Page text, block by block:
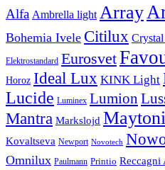
Alfa Ambrella light Array
Bohemia Ivele Citilux
Elektrostandard Eurosvet
Horoz Ideal Lux KINK Light
Lucide Luminex Lumion
Mantra Markslojd Maytoni
Kovaltseva Newport Novotech
Omnilux Paulmann Printio Reccagni